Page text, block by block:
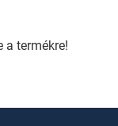
a termékre!